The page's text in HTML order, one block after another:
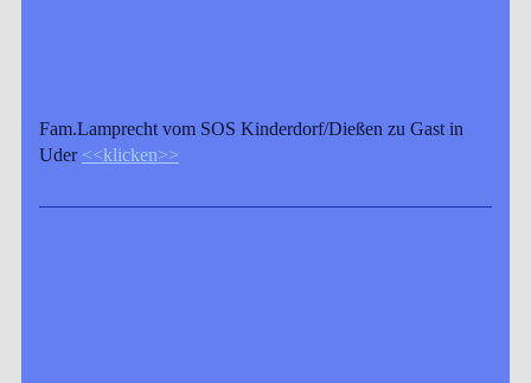
Fam.Lamprecht vom SOS Kinderdorf/Dießen zu Gast in
Uder <<klicken>>